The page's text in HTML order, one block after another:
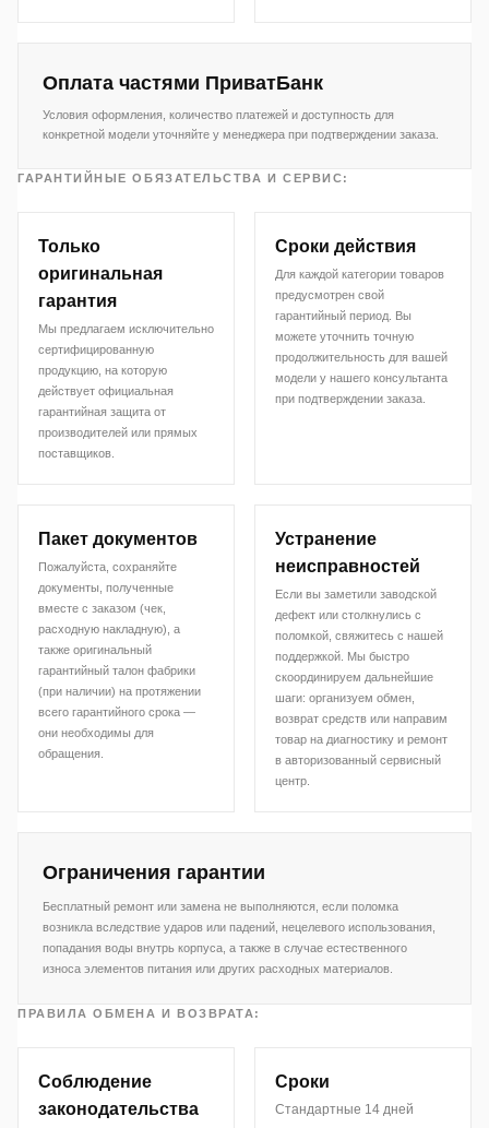
Оплата частями ПриватБанк
Условия оформления, количество платежей и доступность для
конкретной модели уточняйте у менеджера при подтверждении заказа.
ГАРАНТИЙНЫЕ ОБЯЗАТЕЛЬСТВА И СЕРВИС:
Только
оригинальная
гарантия
Мы предлагаем исключительно
сертифицированную
продукцию, на которую
действует официальная
гарантийная защита от
производителей или прямых
поставщиков.
Сроки действия
Для каждой категории товаров
предусмотрен свой
гарантийный период. Вы
можете уточнить точную
продолжительность для вашей
модели у нашего консультанта
при подтверждении заказа.
Пакет документов
Пожалуйста, сохраняйте
документы, полученные
вместе с заказом (чек,
расходную накладную), а
также оригинальный
гарантийный талон фабрики
(при наличии) на протяжении
всего гарантийного срока —
они необходимы для
обращения.
Устранение
неисправностей
Если вы заметили заводской
дефект или столкнулись с
поломкой, свяжитесь с нашей
поддержкой. Мы быстро
скоординируем дальнейшие
шаги: организуем обмен,
возврат средств или направим
товар на диагностику и ремонт
в авторизованный сервисный
центр.
Ограничения гарантии
Бесплатный ремонт или замена не выполняются, если поломка
возникла вследствие ударов или падений, нецелевого использования,
попадания воды внутрь корпуса, а также в случае естественного
износа элементов питания или других расходных материалов.
ПРАВИЛА ОБМЕНА И ВОЗВРАТА:
Соблюдение
законодательства
Сроки
Стандартные 14 дней